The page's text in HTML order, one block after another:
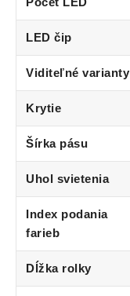
LED čip
Viditeľné varianty
Krytie
Šírka pásu
Uhol svietenia
Index podania
farieb
Dĺžka rolky